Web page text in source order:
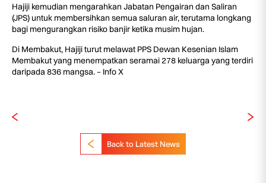
Hajiji kemudian mengarahkan Jabatan Pengairan dan Saliran
(JPS) untuk membersihkan semua saluran air, terutama longkang
bagi mengurangkan risiko banjir ketika musim hujan.
Di Membakut, Hajiji turut melawat PPS Dewan Kesenian Islam
Membakut yang menempatkan seramai 278 keluarga yang terdiri
daripada 836 mangsa. – Info X
Back to Latest News